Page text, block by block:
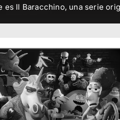
software libre…